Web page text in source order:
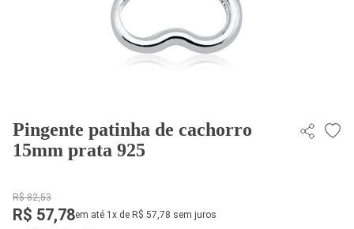
Pingente patinha de cachorro
15mm prata 925
R$ 82,53
R$ 57,78em até 1x de R$ 57,78 sem juros